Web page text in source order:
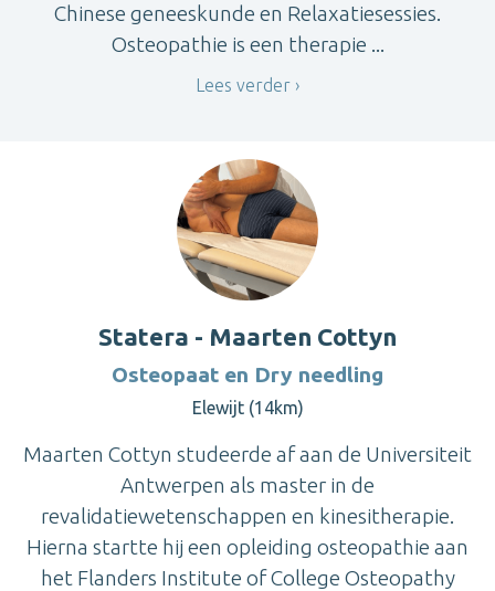
Chinese geneeskunde en Relaxatiesessies.
Osteopathie is een therapie ...
Lees verder
Statera - Maarten Cottyn
Osteopaat en Dry needling
Elewijt (14km)
Maarten Cottyn studeerde af aan de Universiteit
Antwerpen als master in de
revalidatiewetenschappen en kinesitherapie.
Hierna startte hij een opleiding osteopathie aan
het Flanders Institute of College Osteopathy